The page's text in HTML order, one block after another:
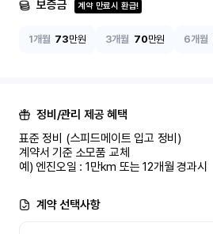
보증금 계약 만료시 환급!
1개월 73만원 3개월 70만원 6개월
정비/관리 제공 혜택
표준 정비 (스피드메이트 입고 정비)
계약서 기준 소모품 교체
예) 엔진오일 : 1만km 또는 12개월 경과시
계약 선택사항